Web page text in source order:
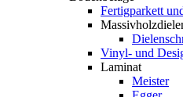
Fertigparkett
Vinyl- und
Laminat
Meister